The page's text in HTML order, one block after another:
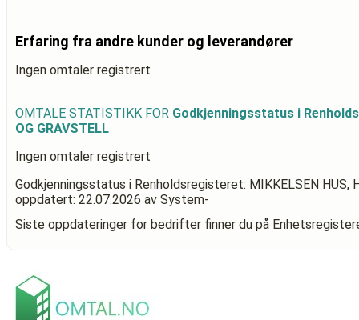
Erfaring fra andre kunder og leverandører
Ingen omtaler registrert
OMTALE STATISTIKK FOR Godkjenningsstatus i
OG GRAVSTELL
Ingen omtaler registrert
Godkjenningsstatus i Renholdsregisteret: MIKKELSEN HUS,
oppdatert: 22.07.2026 av System-
Siste oppdateringer for bedrifter finner du på